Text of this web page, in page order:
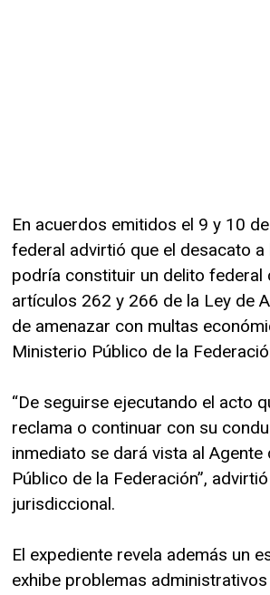
En acuerdos emitidos el 9 y 10
federal advirtió que el desacato a
podría constituir un delito federal
artículos 262 y 266 de la Ley de
de amenazar con multas
Ministerio Público de la
“De seguirse ejecutando el acto
reclama o continuar con su
inmediato se dará vista al Agente
Público de la Federación”,
jurisdiccional.
El expediente revela además un
exhibe problemas